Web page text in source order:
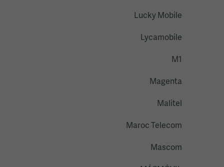
Lucky Mobile
Lycamobile
M1
Magenta
Malitel
Maroc Telecom
Mascom